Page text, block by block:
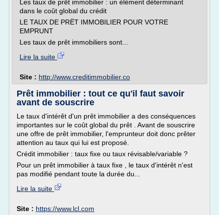
Les taux de prêt immobilier : un élément déterminant
dans le coût global du crédit
LE TAUX DE PRËT IMMOBILIER POUR VOTRE
EMPRUNT
Les taux de prêt immobiliers sont...
Lire la suite
Site : http://www.creditimmobilier.co
Prêt immobilier : tout ce qu'il faut savoir
avant de souscrire
Le taux d'intérêt d'un prêt immobilier a des conséquences
importantes sur le coût global du prêt . Avant de souscrire
une offre de prêt immobilier, l'emprunteur doit donc prêter
attention au taux qui lui est proposé.
Crédit immobilier : taux fixe ou taux révisable/variable ?
Pour un prêt immobilier à taux fixe , le taux d'intérêt n'est
pas modifié pendant toute la durée du...
Lire la suite
Site : https://www.lcl.com